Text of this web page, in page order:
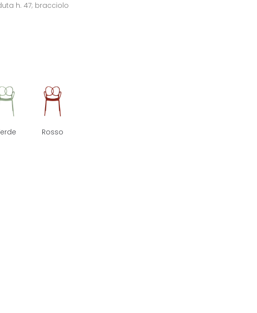
h. 47; bracciolo
Rosso